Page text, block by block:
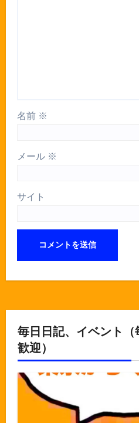
名前 ※
メール ※
サイト
毎日日記、イベント
歓迎）